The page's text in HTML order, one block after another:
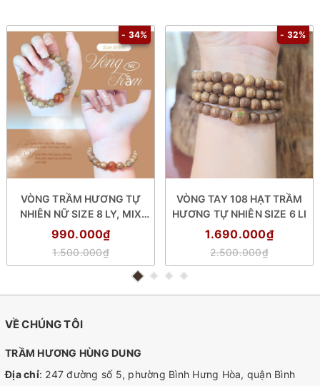
- 34%
VÒNG TRẦM HƯƠNG TỰ
NHIÊN NỮ SIZE 8 LY, MIX
HẠT PHONG THỦY
990.000₫
1.500.000₫
- 32%
VÒNG TAY 108 HẠT TRẦM
HƯƠNG TỰ NHIÊN SIZE 6 LI
1.690.000₫
2.500.000₫
VỀ CHÚNG TÔI
TRẦM HƯƠNG HÙNG DUNG
Địa chỉ: 247 đường số 5, phường Bình Hưng Hòa, quận Bình